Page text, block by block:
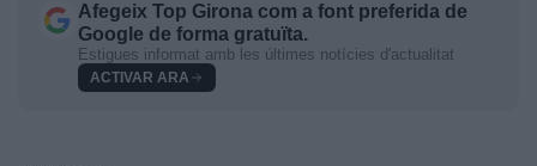
Afegeix Top Girona com a font preferida de
Google de forma gratuïta.
Estigues informat amb les últimes notícies d'actualitat
ACTIVAR ARA